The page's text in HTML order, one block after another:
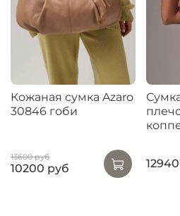
Кожаная сумка Azaro
30846 гоби
13600 руб
10200 руб